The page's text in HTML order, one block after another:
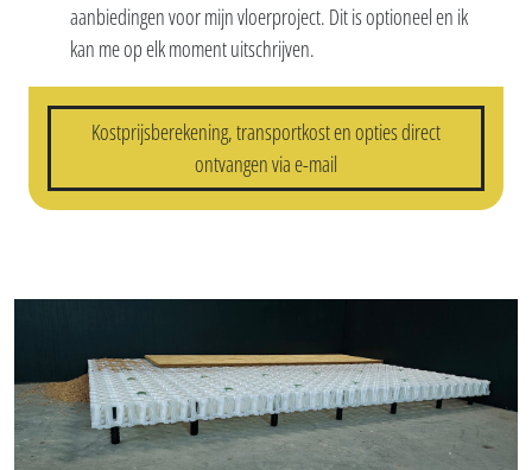
aanbiedingen voor mijn vloerproject. Dit is optioneel en ik
kan me op elk moment uitschrijven.
Kostprijsberekening, transportkost en opties direct
ontvangen via e-mail